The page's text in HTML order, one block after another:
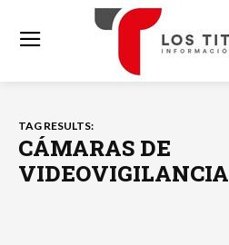
TAG RESULTS:
CÁMARAS DE
VIDEOVIGILANCIA